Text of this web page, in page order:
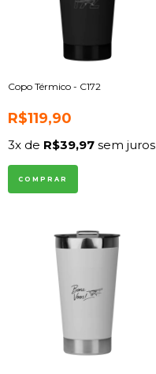
Copo Térmico - C172
R$119,90
3x de R$39,97 sem juros
COMPRAR